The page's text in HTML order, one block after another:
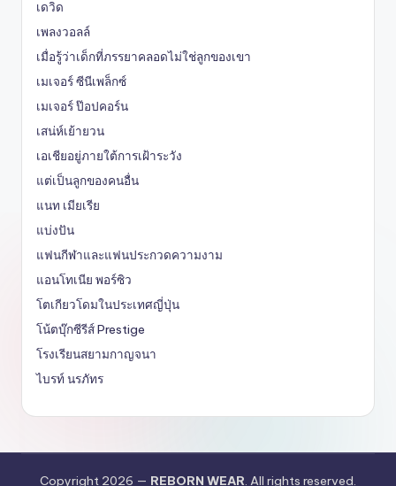
เดวิด
เพลงวอลล์
เมื่อรู้ว่าเด็กที่ภรรยาคลอดไม่ใช่ลูกของเขา
เมเจอร์ ซีนีเพล็กซ์
เมเจอร์ ป๊อปคอร์น
เสน่ห์เย้ายวน
เอเชียอยู่ภายใต้การเฝ้าระวัง
แต่เป็นลูกของคนอื่น
แนท เมียเรีย
แบ่งปัน
แฟนกีฬาและแฟนประกวดความงาม
แอนโทเนีย พอร์ซิว
โตเกียวโดมในประเทศญี่ปุ่น
โน้ตบุ๊กซีรีส์ Prestige
โรงเรียนสยามกาญจนา
ไบรท์ นรภัทร
Copyright 2026 — REBORN WEAR. All rights reserved.